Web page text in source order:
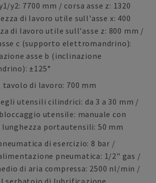
y2: 7700 mm / corsa asse z: 1320
di lavoro utile sull'asse x: 400
di lavoro utile sull'asse z: 800 mm /
c (supporto elettromandrino):
asse b (inclinazione
±125°
di lavoro: 700 mm
utensili cilindrici: da 3 a 30 mm /
utensile: manuale con
portautensili: 50 mm
di esercizio: 8 bar /
pneumatica: 1/2" gas /
di aria compressa: 2500 nl/min /
serbatoio di lubrificazione